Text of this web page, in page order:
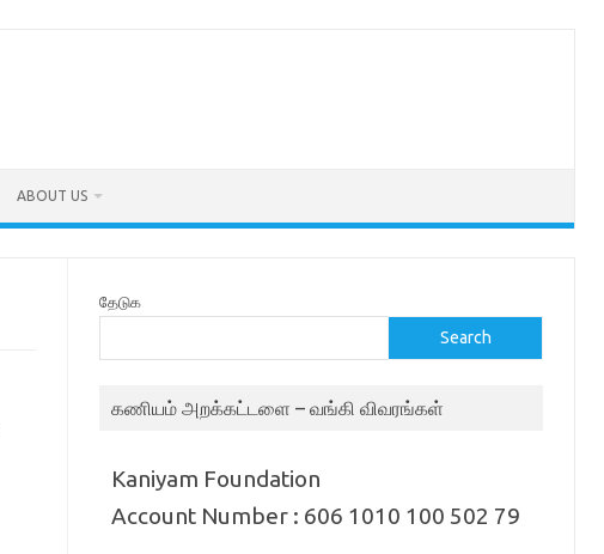
ABOUT US
தேடுக
Search
கணியம் அறக்கட்டளை – வங்கி விவரங்கள்
Kaniyam Foundation
Account Number : 606 1010 100 502 79